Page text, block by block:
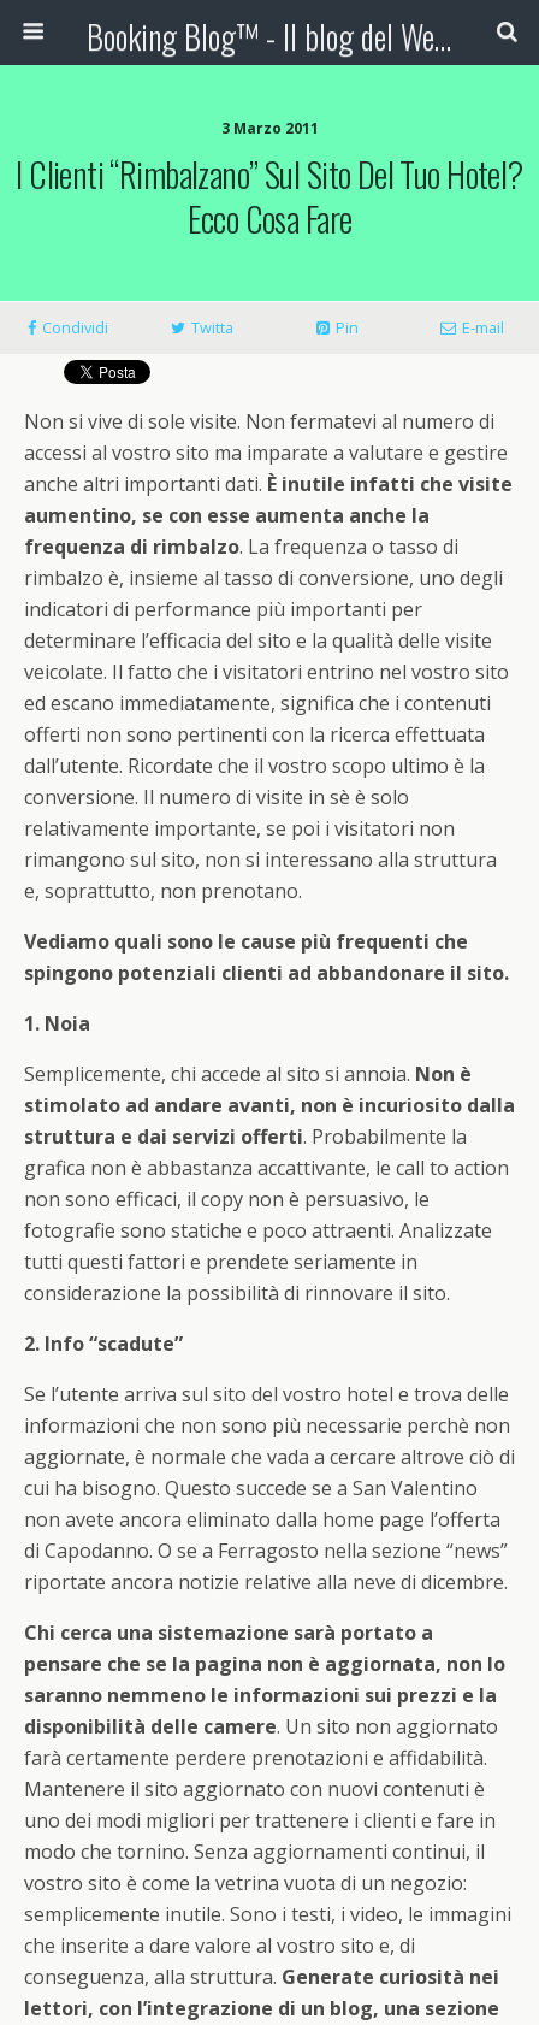
Booking Blog™ - Il blog del Web Marketing Turistico
3 Marzo 2011
I Clienti “rimbalzano” Sul Sito Del Tuo Hotel?
Ecco Cosa Fare
Condividi Twitta Pin E-mail
Non si vive di sole visite. Non fermatevi al numero di
accessi al vostro sito ma imparate a valutare e gestire
anche altri importanti dati. È inutile infatti che visite
aumentino, se con esse aumenta anche la
frequenza di rimbalzo. La frequenza o tasso di
rimbalzo è, insieme al tasso di conversione, uno degli
indicatori di performance più importanti per
determinare l’efficacia del sito e la qualità delle visite
veicolate. Il fatto che i visitatori entrino nel vostro sito
ed escano immediatamente, significa che i contenuti
offerti non sono pertinenti con la ricerca effettuata
dall’utente. Ricordate che il vostro scopo ultimo è la
conversione. Il numero di visite in sè è solo
relativamente importante, se poi i visitatori non
rimangono sul sito, non si interessano alla struttura
e, soprattutto, non prenotano.
Vediamo quali sono le cause più frequenti che
spingono potenziali clienti ad abbandonare il sito.
1. Noia
Semplicemente, chi accede al sito si annoia. Non è
stimolato ad andare avanti, non è incuriosito dalla
struttura e dai servizi offerti. Probabilmente la
grafica non è abbastanza accattivante, le call to action
non sono efficaci, il copy non è persuasivo, le
fotografie sono statiche e poco attraenti. Analizzate
tutti questi fattori e prendete seriamente in
considerazione la possibilità di rinnovare il sito.
2. Info “scadute”
Se l’utente arriva sul sito del vostro hotel e trova delle
informazioni che non sono più necessarie perchè non
aggiornate, è normale che vada a cercare altrove ciò di
cui ha bisogno. Questo succede se a San Valentino
non avete ancora eliminato dalla home page l’offerta
di Capodanno. O se a Ferragosto nella sezione “news”
riportate ancora notizie relative alla neve di dicembre.
Chi cerca una sistemazione sarà portato a
pensare che se la pagina non è aggiornata, non lo
saranno nemmeno le informazioni sui prezzi e la
disponibilità delle camere. Un sito non aggiornato
farà certamente perdere prenotazioni e affidabilità.
Mantenere il sito aggiornato con nuovi contenuti è
uno dei modi migliori per trattenere i clienti e fare in
modo che tornino. Senza aggiornamenti continui, il
vostro sito è come la vetrina vuota di un negozio:
semplicemente inutile. Sono i testi, i video, le immagini
che inserite a dare valore al vostro sito e, di
conseguenza, alla struttura. Generate curiosità nei
lettori, con l’integrazione di un blog, una sezione